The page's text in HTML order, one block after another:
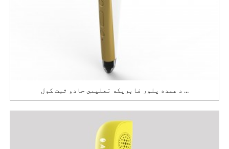
د عمده پلور فابریکه تعلیمي جادو ثبت کول ...